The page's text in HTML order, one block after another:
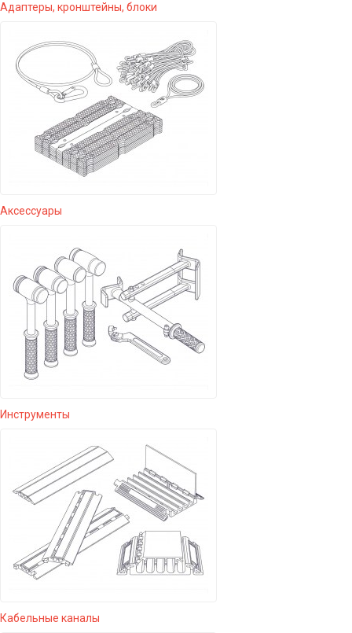
Адаптеры, кронштейны, блоки
Аксессуары
Инструменты
Кабельные каналы